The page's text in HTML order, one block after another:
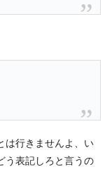
は行きませんよ、い
表記しろと言うの